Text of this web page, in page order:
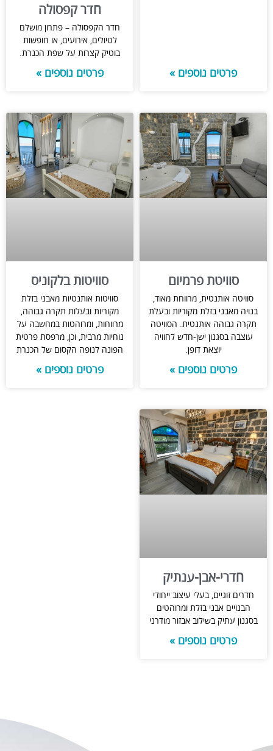
פרטים נוספים »
חדר קפסולה
חדר הקפסולה – פתרון מושלם
לטיולים, אירועים, או חופשות
בוטיק קצרות על שפת הכנרת.
פרטים נוספים »
סוויטת פרמיום
סוויטה אותנטית, מרווחת מאוד,
בנויה מאבני בזלת מקוריות ובעלת
תקרה גבוהה אותנטית. הסוויטה
עוצבה בסגנון ישן-חדש לחוויה
יוצאת דופן.
פרטים נוספים »
סוויטות בלקוניס
סוויטות אותנטיות מאבני בזלת
מקוריות ובעלות תקרה גבוהה,
מרווחות, ומרוהטות במחשבה על
נוחיות מרבית, וכן, מרפסת פרטית
הפונה לנופה הקסום של הכנרת
פרטים נוספים »
חדרי-אבן-ענתיק
חדרים זוגיים, בעלי עיצוב ייחודי
הבנויים אבני בזלת ומרוהטים
בסגנון עתיק בשילוב אבזור מודרני
פרטים נוספים »